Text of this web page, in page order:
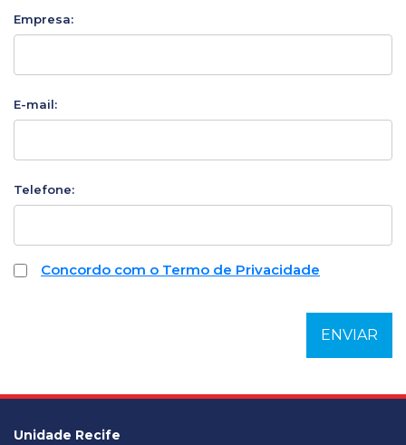
Empresa:
E-mail:
Telefone:
Concordo com o Termo de Privacidade
Unidade Recife